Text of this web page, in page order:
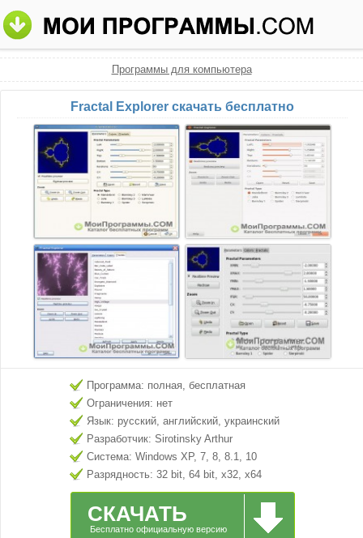
Программы для компьютера
Fractal Explorer скачать бесплатно
Программа: полная, бесплатная
Ограничения: нет
Язык: русский, английский, украинский
Разработчик: Sirotinsky Arthur
Система: Windows XP, 7, 8, 8.1, 10
Разрядность: 32 bit, 64 bit, x32, x64
СКАЧАТЬ
Бесплатно официальную версию